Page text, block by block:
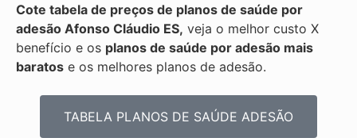
Cote tabela de preços de planos de saúde por
adesão Afonso Cláudio ES, veja o melhor custo X
benefício e os planos de saúde por adesão mais
baratos e os melhores planos de adesão.
TABELA PLANOS DE SAÚDE ADESÃO